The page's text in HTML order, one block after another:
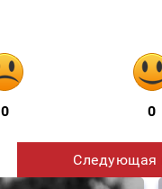
0 0
Следующая